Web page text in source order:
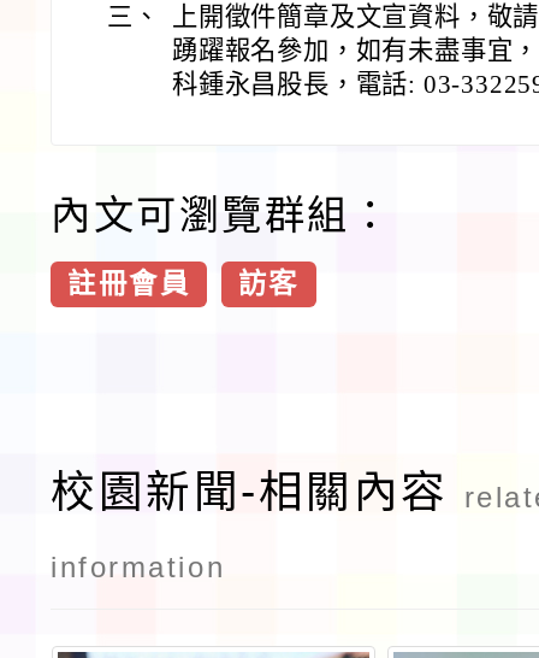
三、
上開徵件簡章及文宣資料，敬
踴躍報名參加，如有未盡事宜
科鍾永昌股長，電話: 03-
內文可瀏覽群組：
註冊會員 訪客
校園新聞-相關內容
information